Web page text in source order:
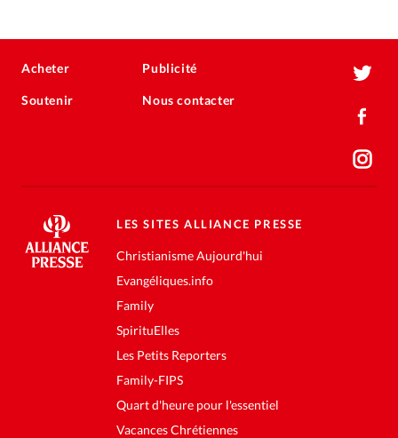
Acheter
Soutenir
Publicité
Nous contacter
LES SITES ALLIANCE PRESSE
Christianisme Aujourd'hui
Evangéliques.info
Family
SpirituElles
Les Petits Reporters
Family-FIPS
Quart d'heure pour l'essentiel
Vacances Chrétiennes